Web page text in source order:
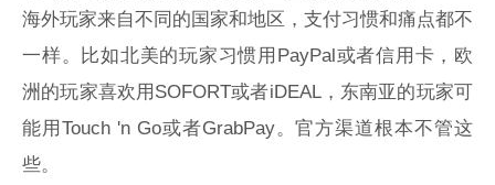
海外玩家来自不同的国家和地区，支付习惯和痛点都不
一样。比如北美的玩家习惯用PayPal或者信用卡，欧
洲的玩家喜欢用SOFORT或者iDEAL，东南亚的玩家可
能用Touch 'n Go或者GrabPay。官方渠道根本不管这
些。